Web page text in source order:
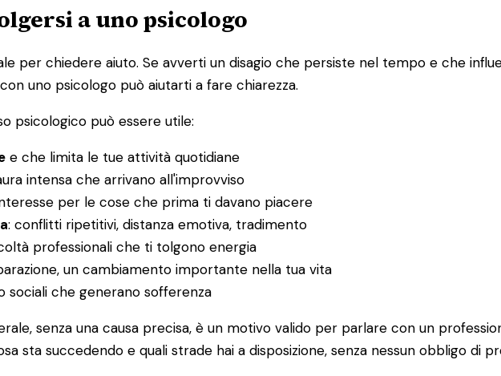
a uno psicologo
per chiedere aiuto. Se avverti un disagio che persiste nel tempo e che
uno psicologo può aiutarti a fare chiarezza.
psicologico può essere utile:
e che limita le tue attività quotidiane
intensa che arrivano all'improvviso
per le cose che prima ti davano piacere
: conflitti ripetitivi, distanza emotiva, tradimento
professionali che ti tolgono energia
un cambiamento importante nella tua vita
sociali che generano sofferenza
senza una causa precisa, è un motivo valido per parlare con un
sta succedendo e quali strade hai a disposizione, senza nessun obbligo di